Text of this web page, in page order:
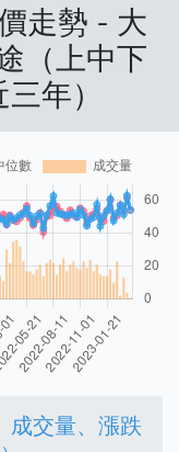
走勢 - 大
（上中下
年）
成交量、漲跌